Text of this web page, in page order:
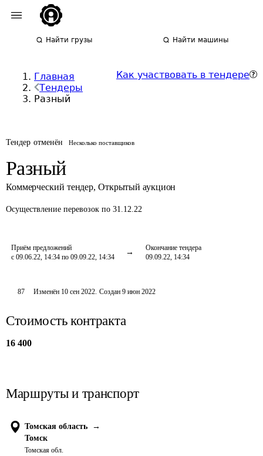
Найти грузы Найти машины
Главная
Тендеры
Разный
Как участвовать в тендере
Тендер отменён Несколько поставщиков
Разный
Коммерческий тендер, Открытый аукцион
Осуществление перевозок по 31.12.22
Приём предложений
с 09.06.22, 14:34 по 09.09.22, 14:34
Окончание тендера
09.09.22, 14:34
87 Изменён 10 сен 2022. Создан 9 июн 2022
Стоимость контракта
16 400
Маршруты и транспорт
Томская область
→
Томск
Томская обл.